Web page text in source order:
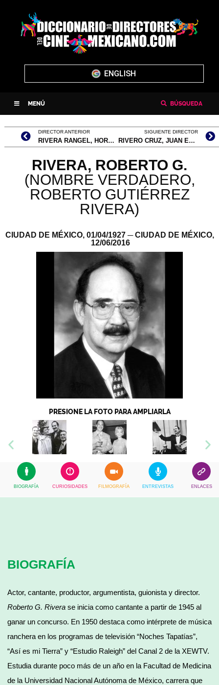
ENGLISH
MENÚ BÚSQUEDA
DIRECTOR ANTERIOR
RIVERA RANGEL, HORACIO GABRIEL
SIGUIENTE DIRECTOR
RIVERO CRUZ, JUAN EDUARDO
RIVERA, ROBERTO G.
(NOMBRE VERDADERO,
ROBERTO GUTIÉRREZ
RIVERA)
CIUDAD DE MÉXICO, 01/04/1927 ─ CIUDAD DE MÉXICO,
12/06/2016
PRESIONE LA FOTO PARA AMPLIARLA
BIOGRAFÍA CURIOSIDADES FILMOGRAFÍA ENTREVISTAS ENLACES
BIOGRAFÍA
Actor, cantante, productor, argumentista, guionista y director.
Roberto G. Rivera se inicia como cantante a partir de 1945 al
ganar un concurso. En 1950 destaca como intérprete de música
ranchera en los programas de televisión “Noches Tapatías”,
“Así es mi Tierra” y “Estudio Raleigh” del Canal 2 de la XEWTV.
Estudia durante poco más de un año en la Facultad de Medicina
de la Universidad Nacional Autónoma de México, carrera que